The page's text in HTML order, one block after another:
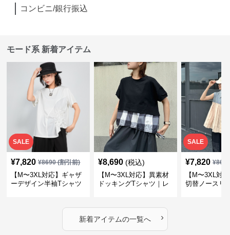
コンビニ/銀行振込
モード系 新着アイテム
SALE
¥7,820 ¥8690(割引前)
【M〜3XL対応】ギャザ
ーデザイン半袖Tシャツ
¥8,690 (税込)
【M〜3XL対応】異素材
ドッキングTシャツ｜レ
カバー・大人モード
SALE
¥7,820 ¥
【M〜3XL対
切替ノースリ
新着アイテムの一覧へ ›